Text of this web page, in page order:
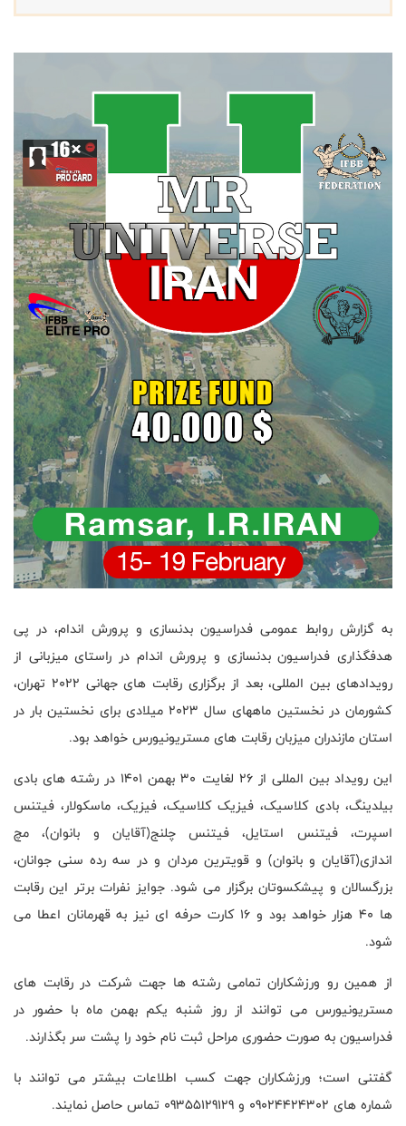
به گزارش روابط عمومی فدراسیون بدنسازی و پرورش اندام، در پی
هدفگذاری فدراسیون بدنسازی و پرورش اندام در راستای میزبانی از
رویدادهای بین المللی، بعد از برگزاری رقابت های جهانی 2022 تهران،
کشورمان در نخستین ماههای سال 2023 میلادی برای نخستین بار در
استان مازندران میزبان رقابت های مستریونیورس خواهد بود.
این رویداد بین المللی از 26 لغایت 30 بهمن 1401 در رشته های بادی
بیلدینگ، بادی کلاسیک، فیزیک کلاسیک، فیزیک، ماسکولار، فیتنس
اسپرت، فیتنس استایل، فیتنس چلنج(آقایان و بانوان)، مچ
اندازی(آقایان و بانوان) و قویترین مردان و در سه رده سنی جوانان،
بزرگسالان و پیشکسوتان برگزار می شود. جوایز نفرات برتر این رقابت
ها 40 هزار خواهد بود و 16 کارت حرفه ای نیز به قهرمانان اعطا می
شود.
از همین رو ورزشکاران تمامی رشته ها جهت شرکت در رقابت های
مستریونیورس می توانند از روز شنبه یکم بهمن ماه با حضور در
فدراسیون به صورت حضوری مراحل ثبت نام خود را پشت سر بگذارند.
گفتنی است؛ ورزشکاران جهت کسب اطلاعات بیشتر می توانند با
شماره های 09024424302 و 09355129129 تماس حاصل نمایند.